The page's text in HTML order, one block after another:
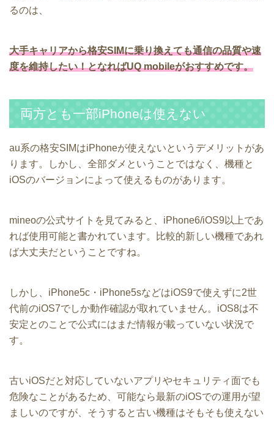
るのは、
大手キャリアから格安SIMに乗り換えても通信の品質や速
度を維持したい！となればUQ mobileがおすすめです。
両方とも一部iPhoneは使えない
au系の格安SIMはiPhoneが使えないというデメリットがあ
ります。しかし、全部ダメということではなく、機種と
iOSのバージョンによって使えるものがあります。
mineoの公式サイトを見てみると、iPhone6/iOS9以上であ
れば使用可能と書かれています。比較的新しい機種であれ
ば大丈夫だということですね。
しかし、iPhone5c・iPhone5sなどはiOS9で使えずに2世
代前のiOS7でしか動作確認が取れていません。iOS8は不
安定とのことで公式にはまだ情報が載っていない状況で
す。
古いiOSだと対応していないアプリやセキュリティ面でも
危険なことがあるため、可能なら最新のiOSでの運用が望
ましいのですが、そうすると古い機種はそもそも使えない